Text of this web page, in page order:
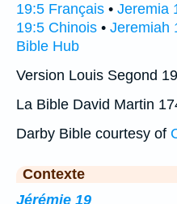
19:5 Français • Jeremia
19:5 Chinois • Jeremiah
Bible Hub
Version Louis Segond
La Bible David Martin
Darby Bible courtesy of
Contexte
Jérémie 19